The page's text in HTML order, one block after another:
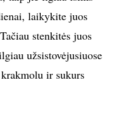
laikykite juos
stenkitės juos
užsistovėjusiuose
ir sukurs